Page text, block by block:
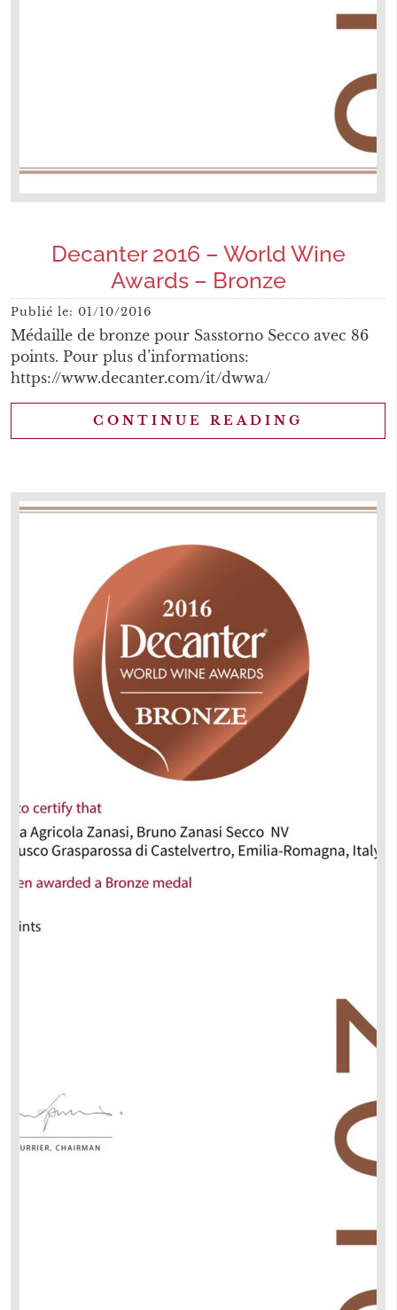
Decanter 2016 – World Wine
Awards – Bronze
Publié le: 01/10/2016
Médaille de bronze pour Sasstorno Secco avec 86
points. Pour plus d’informations:
https://www.decanter.com/it/dwwa/
CONTINUE READING